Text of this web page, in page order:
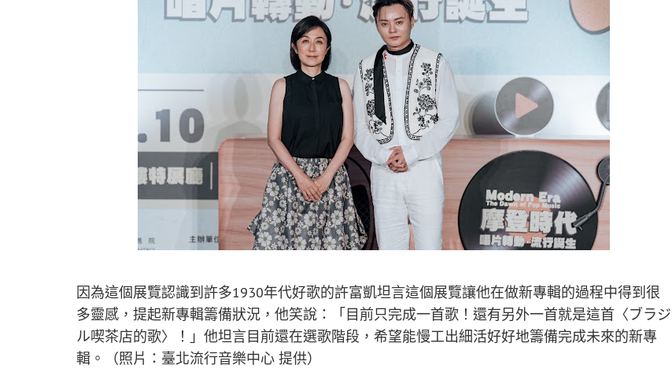
因為這個展覽認識到許多1930年代好歌的許富凱坦言這個展覽讓他在做新專輯的過程中得到很
多靈感，提起新專輯籌備狀況，他笑說：「目前只完成一首歌！還有另外一首就是這首〈ブラジ
ル喫茶店的歌〉！」他坦言目前還在選歌階段，希望能慢工出細活好好地籌備完成未來的新專
輯。（照片：臺北流行音樂中心 提供）